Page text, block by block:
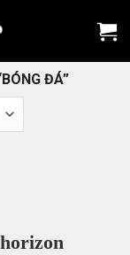
ĐÁ”